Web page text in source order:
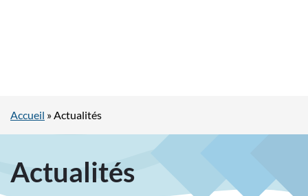
Accueil »Actualités
Actualités